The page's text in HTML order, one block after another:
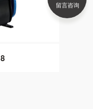
留言咨询